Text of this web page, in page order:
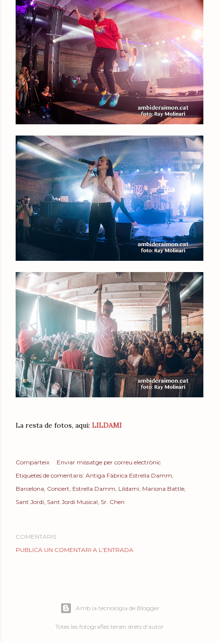
La resta de fotos, aquí: LILDAMI
Comparteix
Enviar missatge per correu electrònic
Etiquetes de comentaris: Antiga Fàbrica Estrella Damm
Barcelona Concert Estrella Damm Lildami Mariona Battle
Sant Jordi Sant Jordi Musical Sr. Chen
COMENTARIS
PUBLICA UN COMENTARI A L'ENTRADA
Amb la tecnologia de Blogger
Totes les fotografies tenen drets d'autor